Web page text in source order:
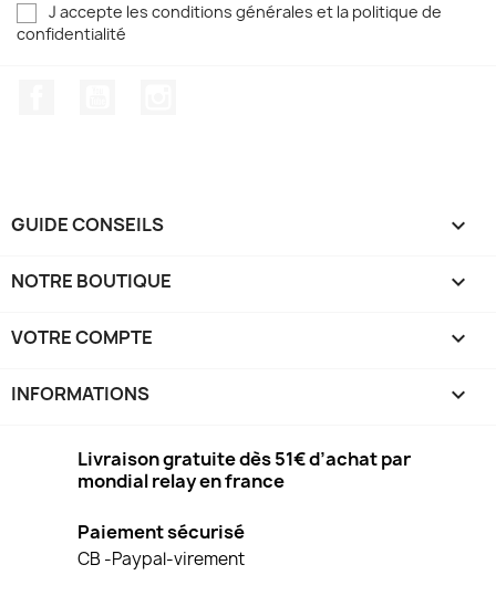
J accepte les conditions générales et la politique de
confidentialité
GUIDE CONSEILS 
NOTRE BOUTIQUE 
VOTRE COMPTE 
INFORMATIONS keyboard_arrow_down
Livraison gratuite dès 51€ d’achat par
mondial relay en france
Paiement sécurisé
CB -Paypal-virement